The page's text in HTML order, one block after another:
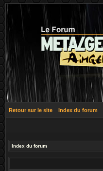
Retour sur le site Index du forum
Index du forum